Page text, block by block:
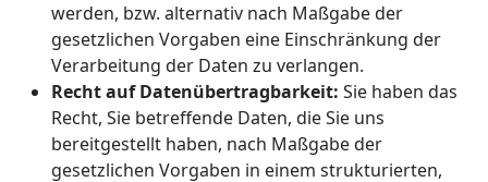
werden, bzw. alternativ nach Maßgabe der
gesetzlichen Vorgaben eine Einschränkung der
Verarbeitung der Daten zu verlangen.
Recht auf Datenübertragbarkeit: Sie haben das
Recht, Sie betreffende Daten, die Sie uns
bereitgestellt haben, nach Maßgabe der
gesetzlichen Vorgaben in einem strukturierten,